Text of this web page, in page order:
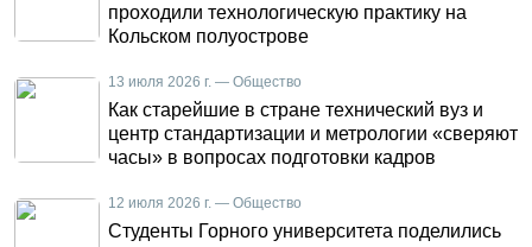
проходили технологическую практику на
Кольском полуострове
13 июля 2026 г. — Общество
Как старейшие в стране технический вуз и
центр стандартизации и метрологии «сверяют
часы» в вопросах подготовки кадров
12 июля 2026 г. — Общество
Студенты Горного университета поделились